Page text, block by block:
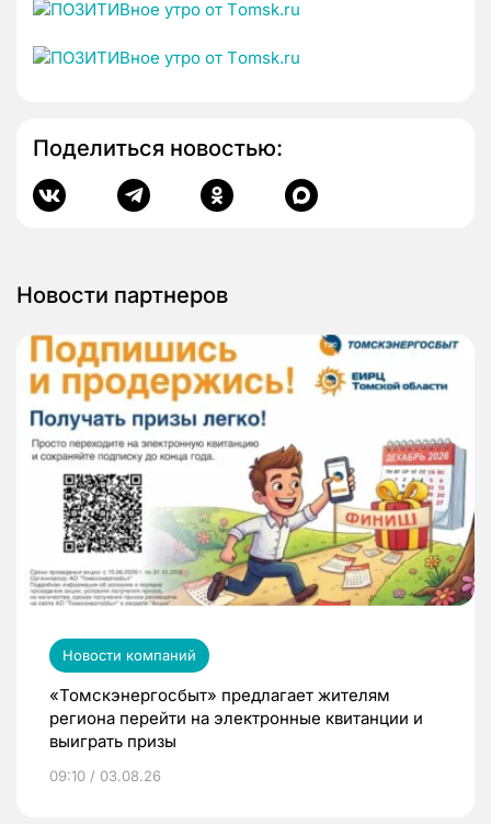
Поделиться новостью:
Новости партнеров
Новости компаний
«Томскэнергосбыт» предлагает жителям
региона перейти на электронные квитанции и
выиграть призы
09:10 / 03.08.26